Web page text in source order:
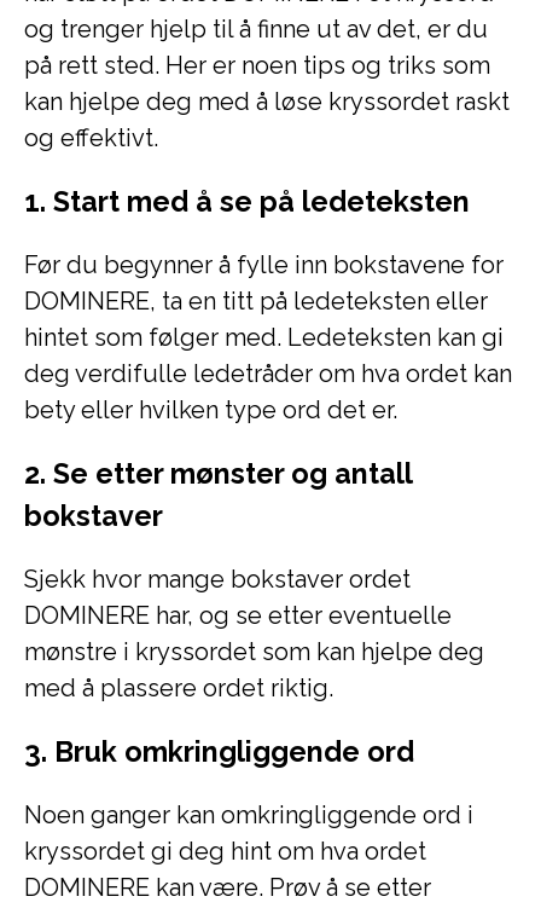
og trenger hjelp til å finne ut av det, er du
på rett sted. Her er noen tips og triks som
kan hjelpe deg med å løse kryssordet raskt
og effektivt.
1. Start med å se på ledeteksten
Før du begynner å fylle inn bokstavene for
DOMINERE, ta en titt på ledeteksten eller
hintet som følger med. Ledeteksten kan gi
deg verdifulle ledetråder om hva ordet kan
bety eller hvilken type ord det er.
2. Se etter mønster og antall
bokstaver
Sjekk hvor mange bokstaver ordet
DOMINERE har, og se etter eventuelle
mønstre i kryssordet som kan hjelpe deg
med å plassere ordet riktig.
3. Bruk omkringliggende ord
Noen ganger kan omkringliggende ord i
kryssordet gi deg hint om hva ordet
DOMINERE kan være. Prøv å se etter